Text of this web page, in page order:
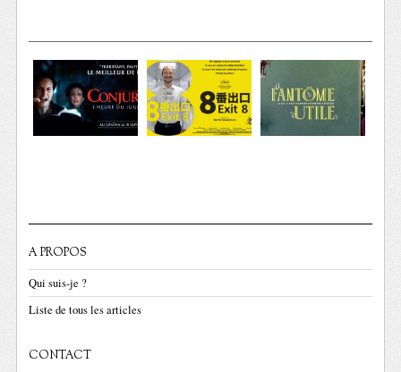
A PROPOS
Qui suis-je ?
Liste de tous les articles
CONTACT